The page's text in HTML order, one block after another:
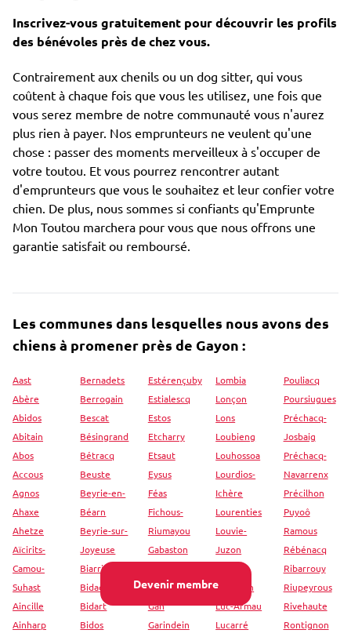
Devenir membre
Inscrivez-vous gratuitement pour découvrir les profils
des bénévoles près de chez vous.
Contrairement aux chenils ou un dog sitter, qui vous
coûtent à chaque fois que vous les utilisez, une fois que
vous serez membre de notre communauté vous n'aurez
plus rien à payer. Nos emprunteurs ne veulent qu'une
chose : passer des moments merveilleux à s'occuper de
votre toutou. Et vous pourrez rencontrer autant
d'emprunteurs que vous le souhaitez et leur confier votre
chien. De plus, nous sommes si confiants qu'Emprunte
Mon Toutou marchera pour vous que nous offrons une
garantie satisfait ou remboursé.
Les communes dans lesquelles nous avons des
chiens à promener près de Gayon :
Aast
Abère
Abidos
Abitain
Abos
Accous
Agnos
Ahaxe
Ahetze
Aïcirits-
Camou-
Suhast
Aincille
Ainharp
Bernadets
Berrogain
Bescat
Bésingrand
Bétracq
Beuste
Beyrie-en-
Béarn
Beyrie-sur-
Joyeuse
Biarritz
Bidache
Bidart
Bidos
Estérençuby
Estialescq
Estos
Etcharry
Etsaut
Eysus
Féas
Fichous-
Riumayou
Gabaston
Gamarthe
Gan
Garindein
Lombia
Lonçon
Lons
Loubieng
Louhossoa
Lourdios-
Ichère
Lourenties
Louvie-
Juzon
Louvie-
Soubiron
Luc-Armau
Lucarré
Pouliacq
Poursiugues
Préchacq-
Josbaig
Préchacq-
Navarrenx
Précilhon
Puyoô
Ramous
Rébénacq
Ribarrouy
Riupeyrous
Rivehaute
Rontignon